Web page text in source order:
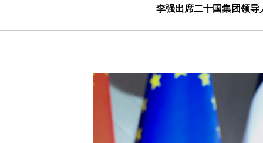
李强出席二十国集团领